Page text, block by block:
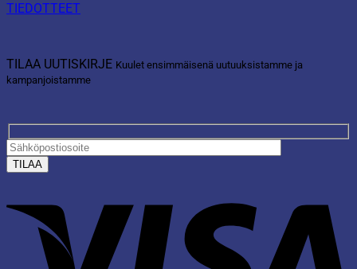
TIEDOTTEET
TILAA UUTISKIRJE Kuulet ensimmäisenä uutuuksistamme ja
kampanjoistamme